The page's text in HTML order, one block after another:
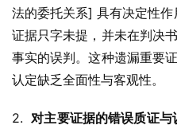
法的委托关系] 具有决定性
证据只字未提，并未在判决
事实的误判。这种遗漏重要
认定缺乏全面性与客观性。
2. 对主要证据的错误质证与